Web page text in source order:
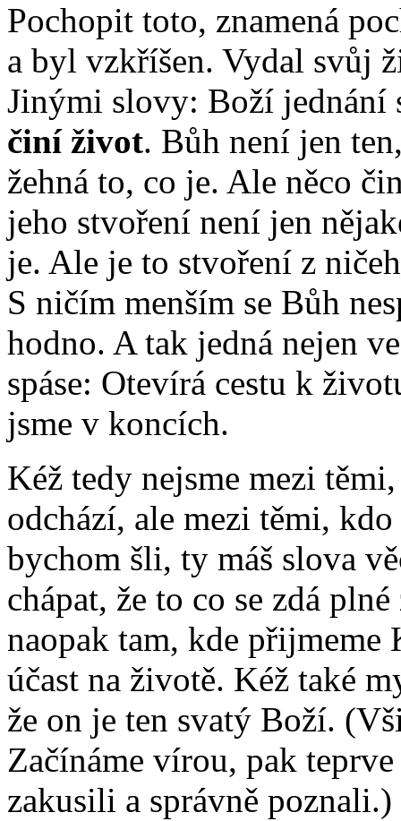
Pochopit toto, znamená
a byl vzkříšen. Vydal svůj
Jinými slovy: Boží jednání
činí život. Bůh není jen
žehná to, co je. Ale něco
jeho stvoření není jen
je. Ale je to stvoření z
S ničím menším se Bůh
hodno. A tak jedná nejen
spáse: Otevírá cestu k
jsme v koncích.
Kéž tedy nejsme mezi
odchází, ale mezi těmi,
bychom šli, ty máš slova
chápat, že to co se zdá
naopak tam, kde přijmeme
účast na životě. Kéž také
že on je ten svatý Boží.
Začínáme vírou, pak
zakusili a správně poznali.)